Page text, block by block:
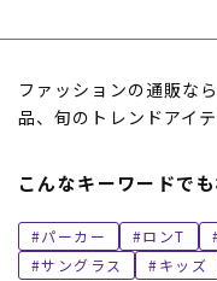
ファッションの通販な
品、旬のトレンドアイテ
こんなキーワードで
パーカー ロンT
サングラス
キッズ